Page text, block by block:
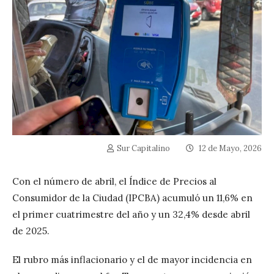
Sur Capitalino 12 de Mayo, 2026
Con el número de abril, el Índice de Precios al
Consumidor de la Ciudad (IPCBA) acumuló un 11,6% en
el primer cuatrimestre del año y un 32,4% desde abril
de 2025.
El rubro más inflacionario y el de mayor incidencia en